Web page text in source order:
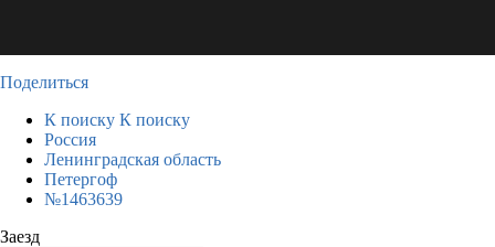
Поделиться
К поиску К поиску
Россия
Ленинградская область
Петергоф
№1463639
Заезд